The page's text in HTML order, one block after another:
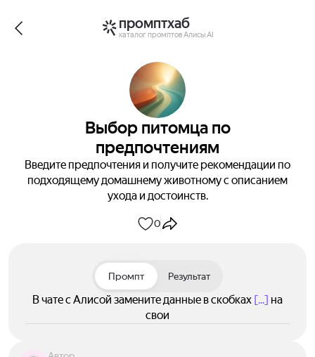
промптхаб
каталог промптов Алисы AI
Выбор питомца по
предпочтениям
Введите предпочтения и получите рекомендации по
подходящему домашнему животному с описанием
ухода и достоинств.
0
Промпт Результат
В чате с Алисой замените данные в скобках [...] на
свои